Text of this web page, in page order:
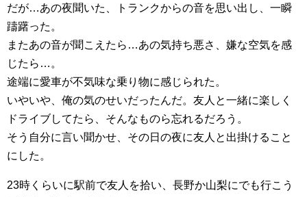
だが…あの夜聞いた、トランクからの音を思い出し、一瞬
躊躇った。
またあの音が聞こえたら…あの気持ち悪さ、嫌な空気を感
じたら…。
途端に愛車が不気味な乗り物に感じられた。
いやいや、俺の気のせいだったんだ。友人と一緒に楽しく
ドライブしてたら、そんなものら忘れるだろう。
そう自分に言い聞かせ、その日の夜に友人と出掛けること
にした。
23時くらいに駅前で友人を拾い、長野か山梨にでも行こう